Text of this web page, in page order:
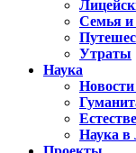
Семья и
Утраты
Наука
Наука в